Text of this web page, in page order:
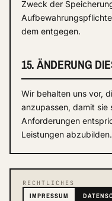
Zweck der
dem entgegen.
15. ÄNDERUNG
Wir behalten uns vor,
anzupassen, damit
Anforderungen
Leistungen abzubilden.
RECHTLICHES
IMPRESSUM